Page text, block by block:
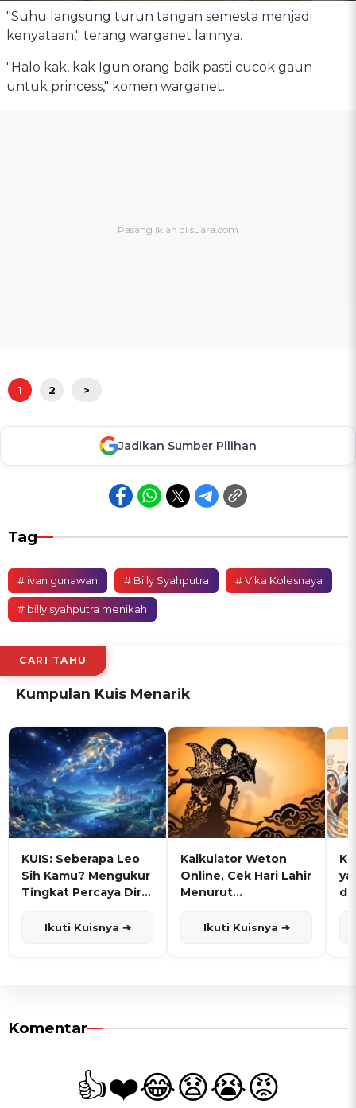
"Suhu langsung turun tangan semesta menjadi
kenyataan," terang warganet lainnya.
"Halo kak, kak Igun orang baik pasti cucok gaun
untuk princess," komen warganet.
1 2 >
Jadikan Sumber Pilihan
Tag
# ivan gunawan # Billy Syahputra # Vika Kolesnaya
# billy syahputra menikah
CARI TAHU
Kumpulan Kuis Menarik
KUIS: Seberapa Leo
Sih Kamu? Mengukur
Tingkat Percaya Diri
Ikuti Kuisnya ➔
Kalkulator Weton
Online, Cek Hari Lahir
Menurut
Ikuti Kuisnya ➔
Komentar
👍❤️😂😧😭😡